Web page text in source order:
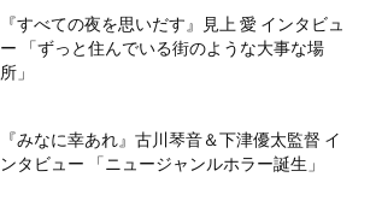
『すべての夜を思いだす』見上 愛 インタビュ
ー 「ずっと住んでいる街のような大事な場
所」
『みなに幸あれ』古川琴音＆下津優太監督 イ
ンタビュー 「ニュージャンルホラー誕生」